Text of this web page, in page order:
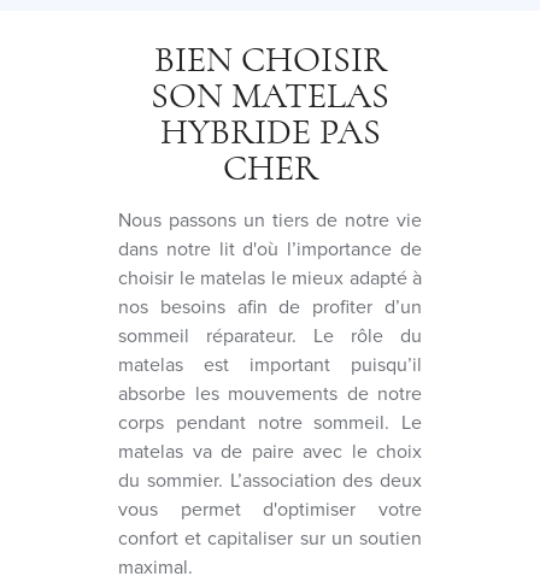
BIEN CHOISIR
SON MATELAS
HYBRIDE PAS
CHER
Nous passons un tiers de notre vie
dans notre lit d'où l’importance de
choisir le matelas le mieux adapté à
nos besoins afin de profiter d’un
sommeil réparateur. Le rôle du
matelas est important puisqu’il
absorbe les mouvements de notre
corps pendant notre sommeil. Le
matelas va de paire avec le choix
du sommier. L’association des deux
vous permet d'optimiser votre
confort et capitaliser sur un soutien
maximal.